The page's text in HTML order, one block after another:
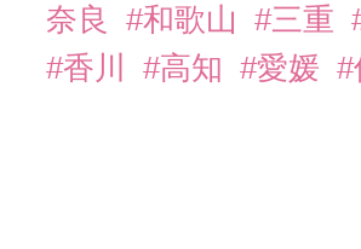
奈良
#和歌山 #三重
#香川
#高知 #愛媛 #